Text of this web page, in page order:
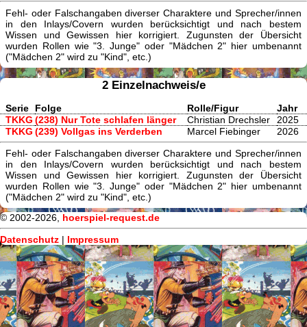
Fehl- oder Falschangaben diverser Charaktere und Sprecher/innen
in den Inlays/Covern wurden berücksichtigt und nach bestem
Wissen und Gewissen hier korrigiert. Zugunsten der Übersicht
wurden Rollen wie "3. Junge" oder "Mädchen 2" hier umbenannt
("Mädchen 2" wird zu "Kind", etc.)
2 Einzelnachweis/e
Serie Folge Rolle/Figur
Jahr
TKKG (238) Nur Tote schlafen länger Christian Drechsler
2025
TKKG (239) Vollgas ins Verderben Marcel Fiebinger 2026
Fehl- oder Falschangaben diverser Charaktere und Sprecher/innen
in den Inlays/Covern wurden berücksichtigt und nach bestem
Wissen und Gewissen hier korrigiert. Zugunsten der Übersicht
wurden Rollen wie "3. Junge" oder "Mädchen 2" hier umbenannt
("Mädchen 2" wird zu "Kind", etc.)
© 2002-2026, hoerspiel-request.de
Datenschutz | Impressum